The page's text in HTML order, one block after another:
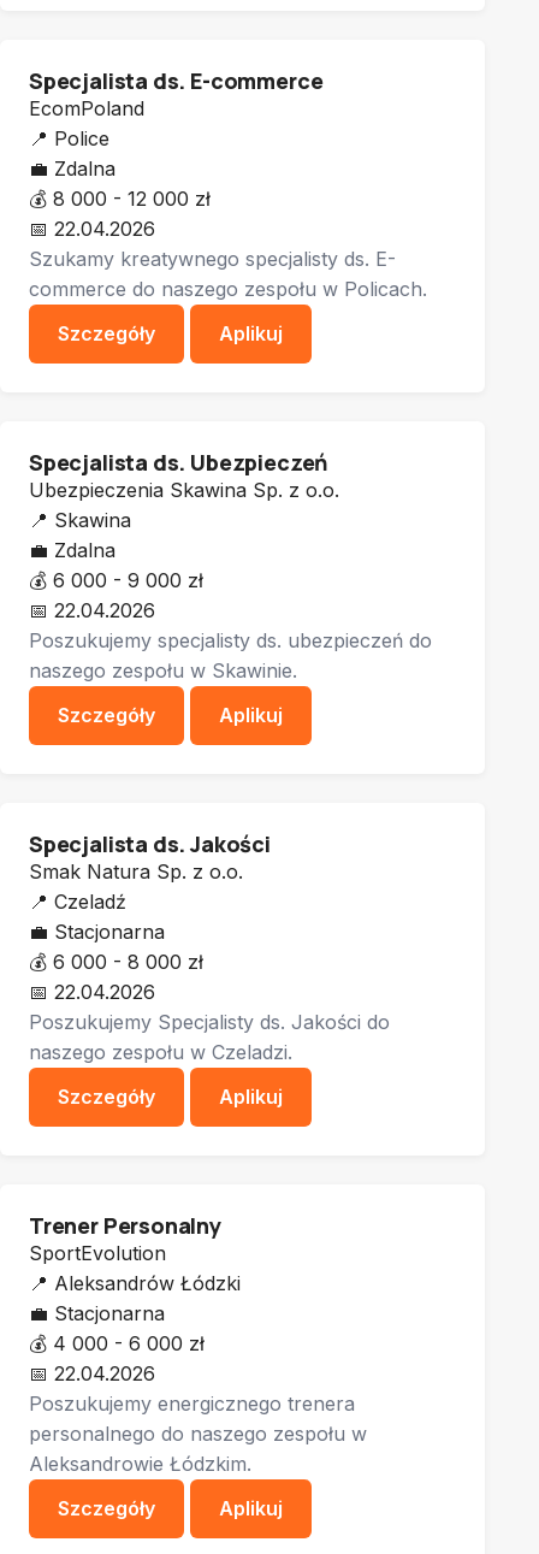
Specjalista ds. E-commerce
EcomPoland
📍 Police
💼 Zdalna
💰 8 000 - 12 000 zł
📅 22.04.2026
Szukamy kreatywnego specjalisty ds. E-
commerce do naszego zespołu w Policach.
Szczegóły
Aplikuj
Specjalista ds. Ubezpieczeń
Ubezpieczenia Skawina Sp. z o.o.
📍 Skawina
💼 Zdalna
💰 6 000 - 9 000 zł
📅 22.04.2026
Poszukujemy specjalisty ds. ubezpieczeń do
naszego zespołu w Skawinie.
Szczegóły
Aplikuj
Specjalista ds. Jakości
Smak Natura Sp. z o.o.
📍 Czeladź
💼 Stacjonarna
💰 6 000 - 8 000 zł
📅 22.04.2026
Poszukujemy Specjalisty ds. Jakości do
naszego zespołu w Czeladzi.
Szczegóły
Aplikuj
Trener Personalny
SportEvolution
📍 Aleksandrów Łódzki
💼 Stacjonarna
💰 4 000 - 6 000 zł
📅 22.04.2026
Poszukujemy energicznego trenera
personalnego do naszego zespołu w
Aleksandrowie Łódzkim.
Szczegóły
Aplikuj